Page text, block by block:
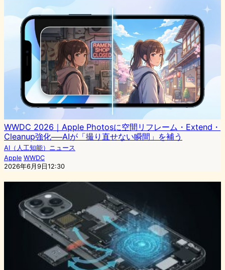
WWDC 2026｜Apple Photosに空間リフレーム・Extend・
Cleanup強化──AIが「撮り直せない瞬間」を補う
AI（人工知能）ニュース
Apple WWDC
2026年6月9日12:30